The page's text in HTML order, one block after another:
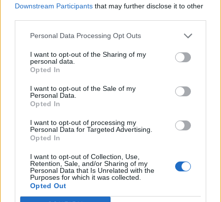
Downstream Participants that may further disclose it to other
Personal Data Processing Opt Outs
I want to opt-out of the Sharing of my
personal data.
Opted In
I want to opt-out of the Sale of my
Personal Data.
Opted In
I want to opt-out of processing my
Personal Data for Targeted Advertising.
Opted In
I want to opt-out of Collection, Use,
Retention, Sale, and/or Sharing of my
Personal Data that Is Unrelated with the
Purposes for which it was collected.
Opted Out
Volkswagen split bus t1 1962 2559 svar
Senaste inlägget avDr_snuggels torsdag 21:09iProjekt
Golf Mk2 16v Turbo 137 svar
Senaste inlägget av 16vt4m torsdag 19:51 Projekt
Volvo 245 ?Turbo?
Renovering av en Honda Civic Aerodeck
VTi
Senaste inlägget av Xebers76 onsdag 20:48 Projekt
Nyaste forumtrådarna
Bestyckningsfundering. Zenith INAT 35/40
förgasare
Senaste inlägget av Mossan1 för 22 timmar sedan
Motorteknik (Avancerad)